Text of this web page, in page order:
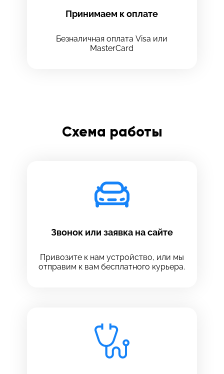
Принимаем к оплате
Безналичная оплата Visa или
MasterCard
Схема работы
Звонок или заявка на сайте
Привозите к нам устройство, или мы
отправим к вам бесплатного курьера.
Выберите сервис
Выберите сервис